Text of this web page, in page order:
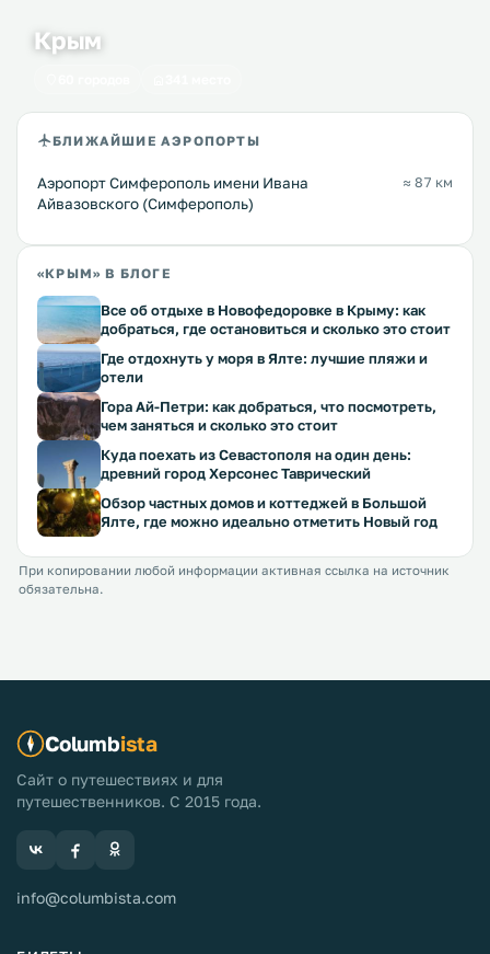
Крым
БЛИЖАЙШИЕ АЭРОПОРТЫ
Аэропорт Симферополь имени Ивана
Айвазовского (Симферополь)
≈ 87 км
«КРЫМ» В БЛОГЕ
Все об отдыхе в Новофедоровке в Крыму: как
добраться, где остановиться и сколько это стоит
Где отдохнуть у моря в Ялте: лучшие пляжи и
отели
Гора Ай-Петри: как добраться, что посмотреть,
чем заняться и сколько это стоит
Куда поехать из Севастополя на один день:
древний город Херсонес Таврический
Обзор частных домов и коттеджей в Большой
Ялте, где можно идеально отметить Новый год
При копировании любой информации активная ссылка на источник
обязательна.
Columbista
Сайт о путешествиях и для
путешественников. С 2015 года.
info@columbista.com